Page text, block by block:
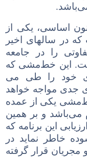
های اصل 44 قانون اساسی، یکی از
در سالهای اخیر
را در جامعه
این خط‌مشی که
خود را طی می
جدی مواجه خواهد
یکی از عمده
می‌باشد و بر همین
این برنامه که
خاطر نماید در
مجریان قرار گرفته